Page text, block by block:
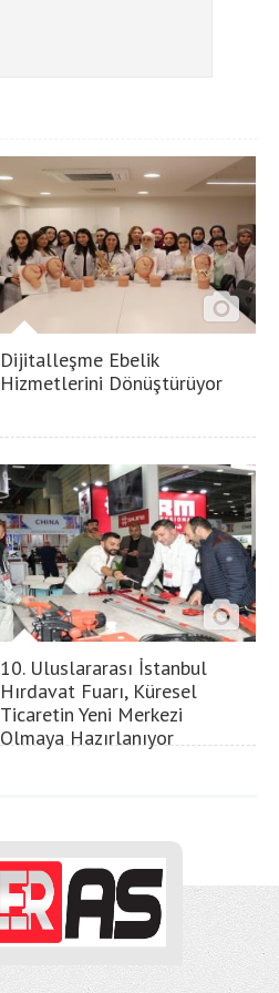
Dijitalleşme Ebelik
Hizmetlerini Dönüştürüyor
10. Uluslararası İstanbul
Hırdavat Fuarı, Küresel
Ticaretin Yeni Merkezi
Olmaya Hazırlanıyor